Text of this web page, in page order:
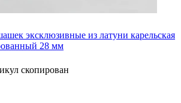
эксклюзивные из латуни карельская
28 мм
скопирован